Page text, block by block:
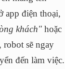
app điện thoại,
khách" hoặc
, robot sẽ ngay
đến làm việc.